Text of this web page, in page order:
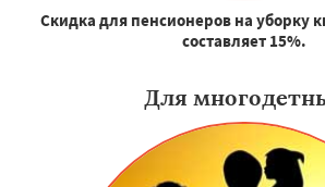
Скидка для пенсионеров на уборку
составляет 15%.
Для